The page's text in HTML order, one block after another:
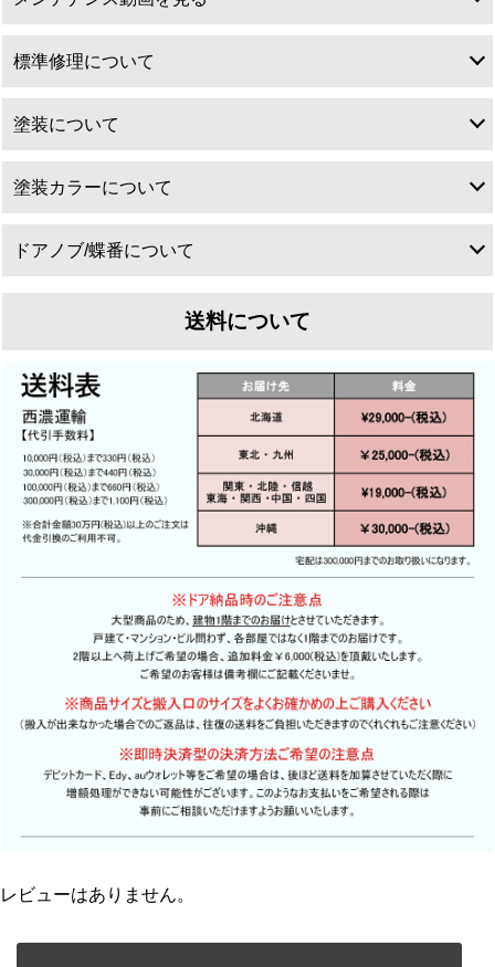
標準修理について
標準修理について
なく
ウェリントンでは全てのドアに標準修理として
直角直線出しと古金物の埋め木をおすすめしておりま
す
塗装について
塗装について
現状のペンキを剥離し、下地を整えた上で再塗装を行
います
ウェリントンでは下地処理にこだわり1枚1枚丁寧に剥
離を行います
塗装カラーについて
ドアノブ/蝶番について
送料について
レビューはありません。